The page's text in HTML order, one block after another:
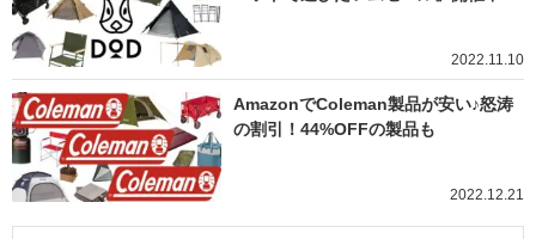
2022.11.10
AmazonでColeman製品が安い♪怒涛
の割引！44%OFFの製品も
2022.12.21